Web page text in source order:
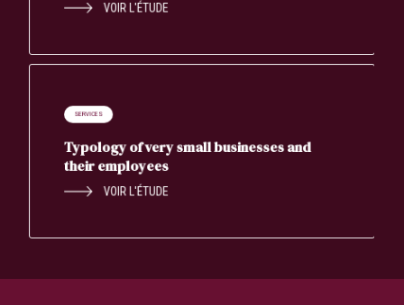
VOIR L'ÉTUDE
SERVICES
Typology of very small businesses and
their employees
VOIR L'ÉTUDE